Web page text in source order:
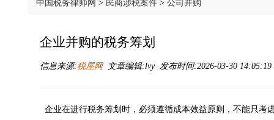
中国税务律师网 > 民商涉税案件 > 公司并购
企业并购的税务筹划
信息来源:税屋网文章编辑:lvy 发布时间:2026-03-30
企业在进行税务筹划时，必须遵循成本效益原则，不能只考